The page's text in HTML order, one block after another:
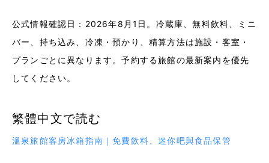
公式情報確認日：2026年8月1日。冷蔵庫、無料飲料、ミニ
バー、持ち込み、冷凍・預かり、精算方法は施設・客室・
プランごとに異なります。予約する旅館の最新案内を優先
してください。
繁體中文で読む
溫泉旅館客房冰箱指南｜免費飲料、迷你吧與食品保管